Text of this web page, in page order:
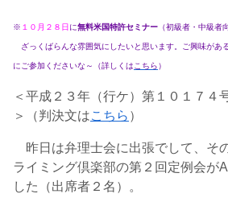
※ １０月２８日 に無料米国特許セミナー （初級者・中級者
ざっくばらんな雰囲気にしたいと思います。ご興味があ
にご参加くださいな～（詳しくは こちら）
＜平成２３年（行ケ）第１０１７４
＞（判決文はこちら ）
昨日は弁理士会に出張でして、そ
ライミング倶楽部の第２回定例会が
した（出席者２名）。